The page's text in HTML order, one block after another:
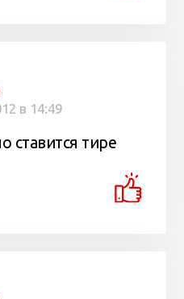
в 14:49
ставится тире